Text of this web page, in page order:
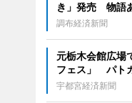
き」発売 物語
調布経済新聞
元栃木会館広場
フェス」 パト
宇都宮経済新聞